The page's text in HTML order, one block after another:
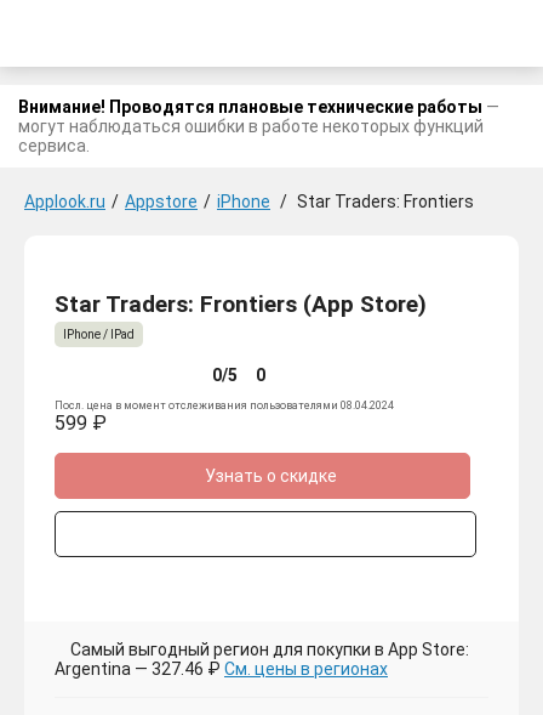
Внимание! Проводятся плановые технические работы —
могут наблюдаться ошибки в работе некоторых функций
сервиса.
Applook.ru / Appstore / iPhone / Star Traders: Frontiers
Star Traders: Frontiers (App Store)
IPhone / IPad
0/5 0
Посл. цена в момент отслеживания пользователями 08.04.2024
599 ₽
Узнать о скидке
Самый выгодный регион для покупки в App Store:
Argentina — 327.46 ₽ См. цены в регионах